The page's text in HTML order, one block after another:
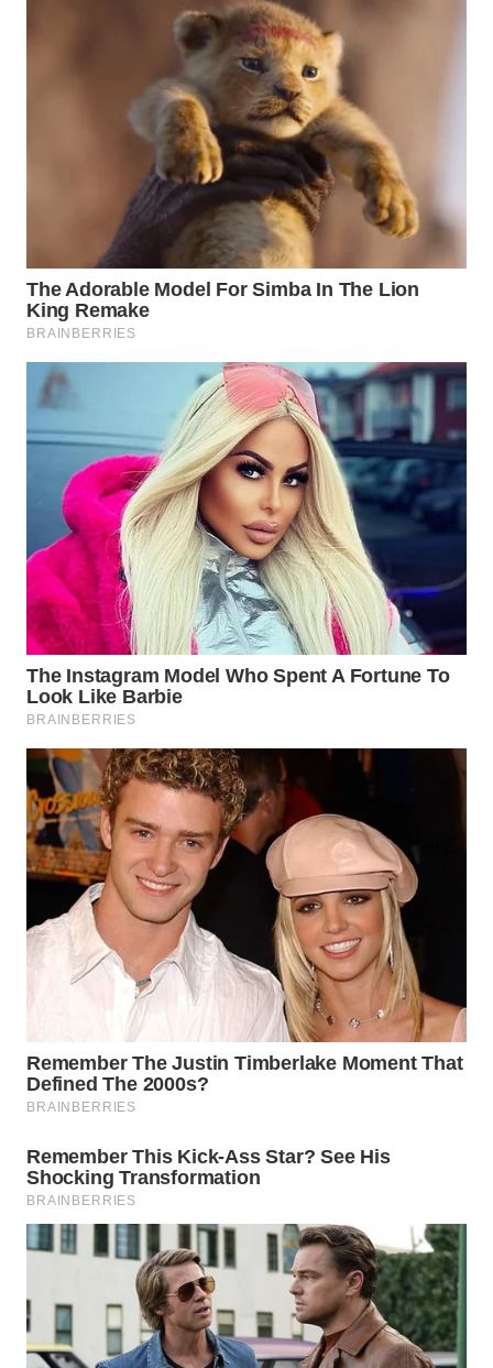
WN
CIREBON
WN
KUNINGAN
WN
MAJALENGKA
WN
SUBANG
WN
SUKABUMI
WN
PURWAKARTA
WN
PRIANGAN
TIMUR
WN
SOLO
WN
BOROBUDUR
WN
MADURA
WN
SURABAYA